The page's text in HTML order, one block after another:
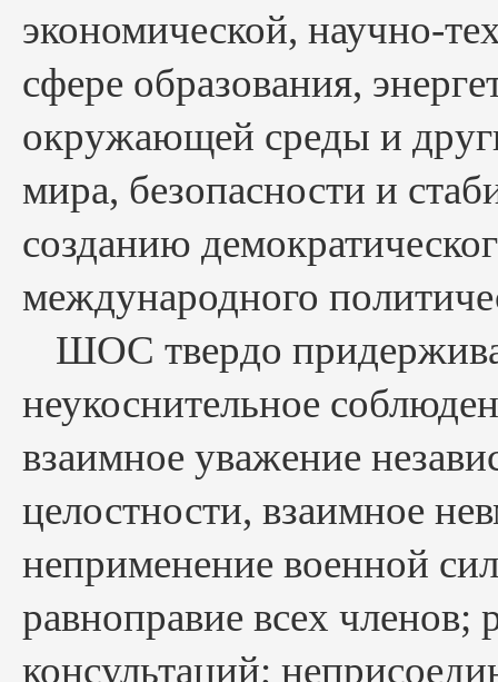
экономической, научно-
сфере образования,
окружающей среды и
мира, безопасности и
созданию
международного
ШОС твердо
неукоснительное
взаимное уважение
целостности, взаимное
неприменение военной
равноправие всех
консультаций;